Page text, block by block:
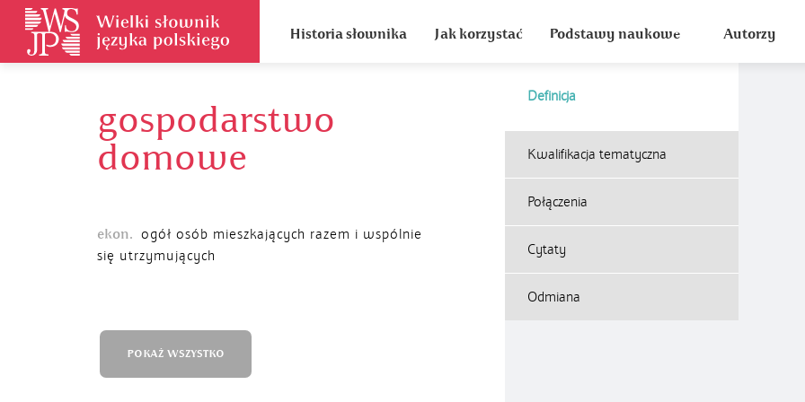
Historia słownika Jak korzystać Podstawy naukowe Autorzy
gospodarstwo
domowe
Definicja
ekon. ogół osób mieszkających razem i wspólnie
się utrzymujących
Kwalifikacja tematyczna
Połączenia
Cytaty
Odmiana
POKAŻ WSZYSTKO